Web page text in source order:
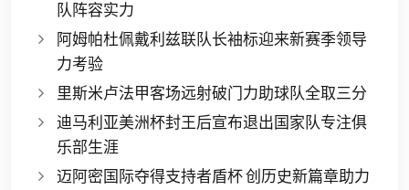
队阵容实力
阿姆帕杜佩戴利兹联队长袖标迎来新赛季领导
力考验
里斯米卢法甲客场远射破门力助球队全取三分
迪马利亚美洲杯封王后宣布退出国家队专注俱
乐部生涯
迈阿密国际夺得支持者盾杯 创历史新篇章助力